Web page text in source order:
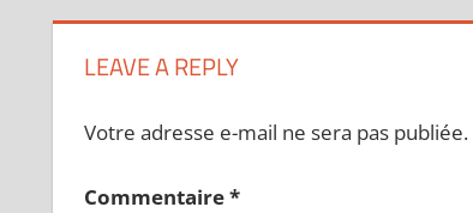
LEAVE A REPLY
Votre adresse e-mail ne sera pas publiée.
Commentaire*